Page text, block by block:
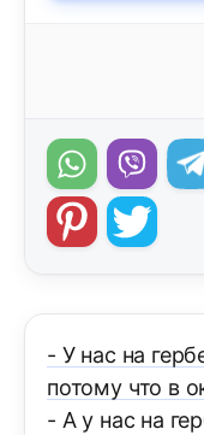
- У нас на
потому что в
- А у нас на